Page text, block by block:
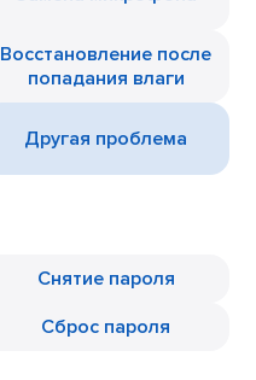
Восстановление после
попадания влаги
Другая проблема
Снятие пароля
Сброс пароля